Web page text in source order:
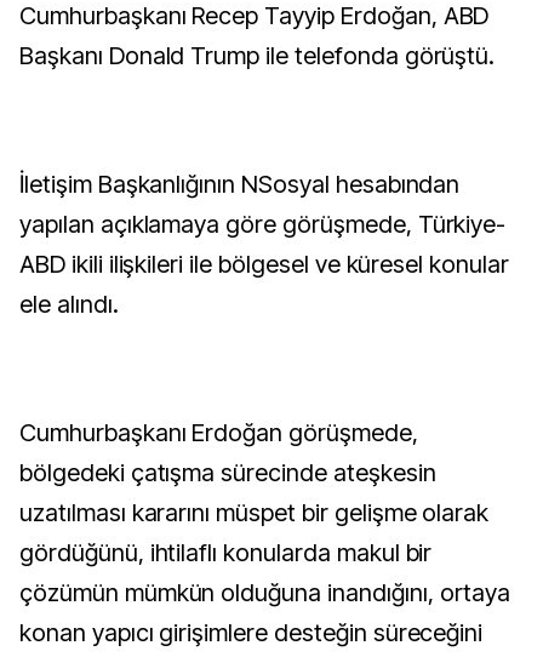
Cumhurbaşkanı Recep Tayyip Erdoğan, ABD
Başkanı Donald Trump ile telefonda görüştü.
İletişim Başkanlığının NSosyal hesabından
yapılan açıklamaya göre görüşmede, Türkiye-
ABD ikili ilişkileri ile bölgesel ve küresel konular
ele alındı.
Cumhurbaşkanı Erdoğan görüşmede,
bölgedeki çatışma sürecinde ateşkesin
uzatılması kararını müspet bir gelişme olarak
gördüğünü, ihtilaflı konularda makul bir
çözümün mümkün olduğuna inandığını, ortaya
konan yapıcı girişimlere desteğin süreceğini